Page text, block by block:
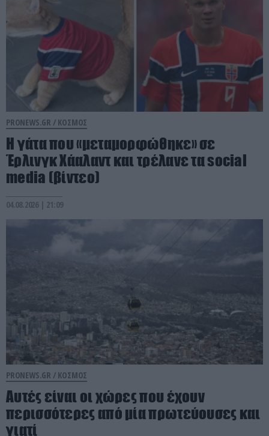
PRONEWS.GR / ΚΟΣΜΟΣ
Η γάτα που «μεταμορφώθηκε» σε
Έρλινγκ Χάαλαντ και τρέλανε τα social
media (βίντεο)
04.08.2026 | 21:09
PRONEWS.GR / ΚΟΣΜΟΣ
Αυτές είναι οι χώρες που έχουν
περισσότερες από μία πρωτεύουσες και
γιατί